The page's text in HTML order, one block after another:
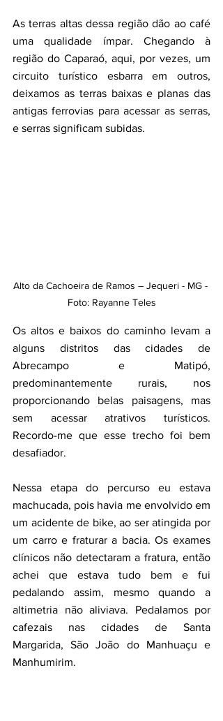
As terras altas dessa região dão ao café
uma qualidade ímpar. Chegando à
região do Caparaó, aqui, por vezes, um
circuito turístico esbarra em outros,
deixamos as terras baixas e planas das
antigas ferrovias para acessar as serras,
e serras significam subidas.
Alto da Cachoeira de Ramos – Jequeri - MG -
Foto: Rayanne Teles
Os altos e baixos do caminho levam a
alguns distritos das cidades de
Abrecampo e Matipó,
predominantemente rurais, nos
proporcionando belas paisagens, mas
sem acessar atrativos turísticos.
Recordo-me que esse trecho foi bem
desafiador.
Nessa etapa do percurso eu estava
machucada, pois havia me envolvido em
um acidente de bike, ao ser atingida por
um carro e fraturar a bacia. Os exames
clínicos não detectaram a fratura, então
achei que estava tudo bem e fui
pedalando assim, mesmo quando a
altimetria não aliviava. Pedalamos por
cafezais nas cidades de Santa
Margarida, São João do Manhuaçu e
Manhumirim.